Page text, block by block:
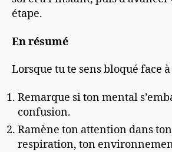
étape.
En résumé
Lorsque tu te sens bloqué face
Remarque si ton mental
confusion.
Ramène ton attention dans
respiration, ton